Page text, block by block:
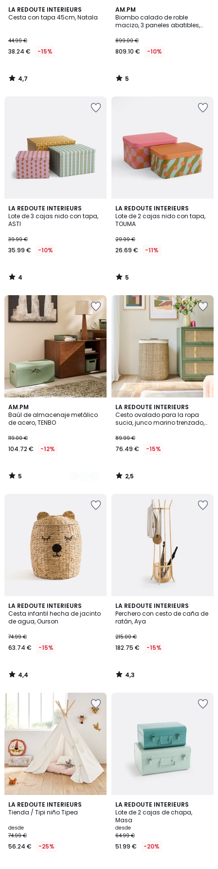
LA REDOUTE INTERIEURS
Cesta con tapa 45cm, Natala
44.99 €
38.24 € -15%
4,7
/ 5
4,7
/
AM.PM
Biombo calado de roble
macizo, 3 paneles abatibles,
899.00 €
809.10 € -10%
5
/
5
5
/
LA REDOUTE INTERIEURS
Lote de 3 cajas nido con tapa,
ASTI
39.99 €
35.99 € -10%
4
/
5
4
/
LA REDOUTE INTERIEURS
Lote de 2 cajas nido con tapa,
TOUMA
29.99 €
26.69 € -11%
5
/
5
5
/
AM.PM
Baúl de almacenaje metálico
de acero, TENBO
119.00 €
104.72 € -12%
5
/
5
3
Colores
5
/
LA REDOUTE INTERIEURS
Cesto ovalado para la ropa
sucia, junco marino trenzado,
89.99 €
76.49 € -15%
2,5
/ 5
2,5
/
LA REDOUTE INTERIEURS
Cesta infantil hecha de jacinto
de agua, Ourson
74.99 €
63.74 € -15%
4,4
/ 5
4,4
/
LA REDOUTE INTERIEURS
Perchero con cesto de caña de
ratán, Aya
215.00 €
182.75 € -15%
4,3
/ 5
4,3
/
LA REDOUTE INTERIEURS
Tienda / Tipi niño Tipea
desde
74.99 €
56.24 € -25%
4,5
/ 5
4
Colores
LA REDOUTE INTERIEURS
Lote de 2 cajas de chapa,
Masa
desde
64.99 €
51.99 € -20%
4,3
/ 5
3
Colores